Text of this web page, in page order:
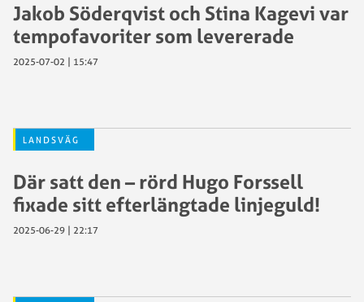
Jakob Söderqvist och Stina Kagevi var
tempofavoriter som levererade
2025-07-02 | 15:47
LANDSVÄG
Där satt den – rörd Hugo Forssell
fixade sitt efterlängtade linjeguld!
2025-06-29 | 22:17